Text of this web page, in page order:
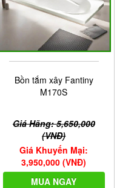
Bồn tắm xây Fantiny
M170S
Giá Hãng: 5,650,000
(VNĐ)
Giá Khuyến Mại:
3,950,000 (VNĐ)
MUA NGAY